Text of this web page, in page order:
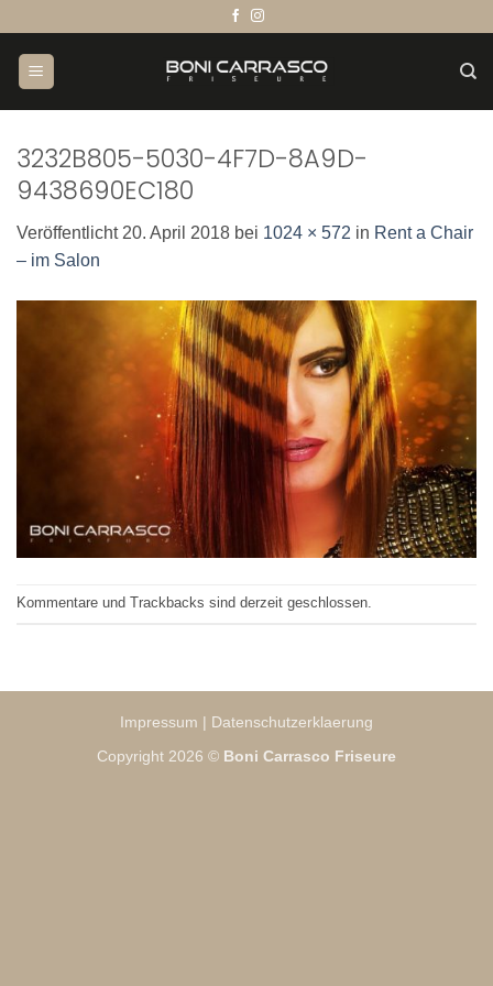
springen
3232B805-5030-4F7D-8A9D-
9438690EC180
Veröffentlicht 20. April 2018 bei 1024 × 572 in Rent a Chair
– im Salon
Kommentare und Trackbacks sind derzeit geschlossen.
Impressum | Datenschutzerklaerung
Copyright 2026 © Boni Carrasco Friseure